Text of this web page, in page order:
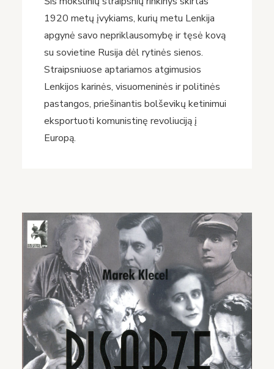
1920 metų įvykiams, kurių metu Lenkija
apgynė savo nepriklausomybę ir tęsė kovą
su sovietine Rusija dėl rytinės sienos.
Straipsniuose aptariamos atgimusios
Lenkijos karinės, visuomeninės ir politinės
pastangos, priešinantis bolševikų ketinimui
eksportuoti komunistinę revoliuciją į
Europą.